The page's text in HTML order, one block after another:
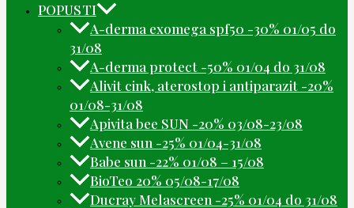
POPUSTI
A-derma exomega spf50 -30% 01/05 do
31/08
A-derma protect -50% 01/04 do 31/08
Alivit cink, aterostop i antiparazit -20%
01/08-31/08
Apivita bee SUN -20% 03/08-23/08
Avene sun -25% 01/04-31/08
Babe sun -22% 01/08 – 15/08
BioTeo 20% 05/08-17/08
Ducray Melascreen -25% 01/04 do 31/08